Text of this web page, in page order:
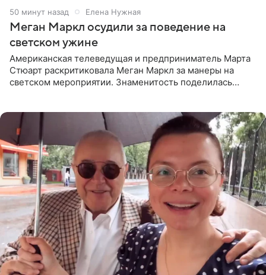
50 минут назад Елена Нужная
Меган Маркл осудили за поведение на
светском ужине
Американская телеведущая и предприниматель Марта
Стюарт раскритиковала Меган Маркл за манеры на
светском мероприятии. Знаменитость поделилась